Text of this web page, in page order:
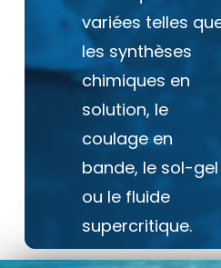
variées telles
les synthèses
chimiques en
solution, le
coulage en
bande, le sol-gel
ou le fluide
supercritique.